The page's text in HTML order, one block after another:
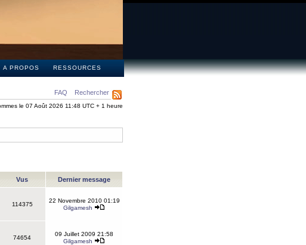
A PROPOS RESSOURCES
FAQ Rechercher
le 07 Août 2026 11:48 UTC + 1 heure
Vus Dernier message
114375
22 Novembre 2010 01:19
Gilgamesh
74654
09 Juillet 2009 21:58
Gilgamesh